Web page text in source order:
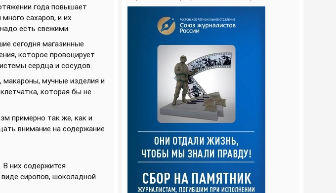
года повышает
сахаров, и их
есть свежими.
сегодня магазинные
которое провоцирует
сердца и сосудов.
макароны, мучные изделия и
которая бы не
примерно так же, как и
внимание на содержание
В них содержится
сиропов, шоколадной